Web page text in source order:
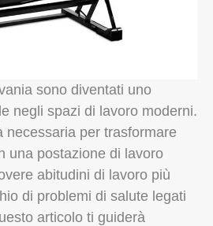
sono diventati uno
negli spazi di lavoro moderni.
necessaria per trasformare
una postazione di lavoro
abitudini di lavoro più
di problemi di salute legati
articolo ti guiderà